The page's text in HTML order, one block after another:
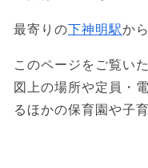
最寄りの下神明駅か
このページをご覧い
図上の場所や定員・
るほかの保育園や子